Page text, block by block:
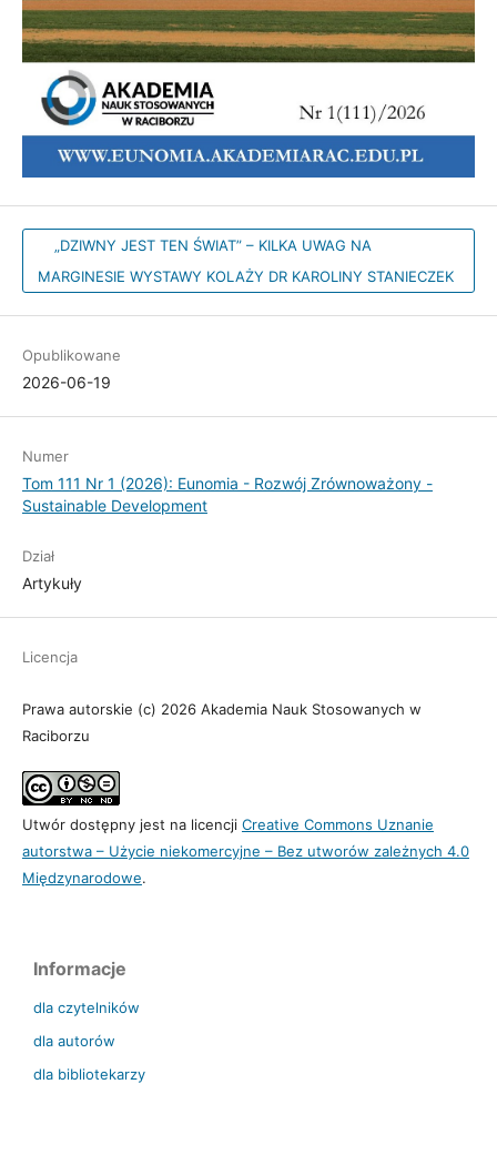
„DZIWNY JEST TEN ŚWIAT” – KILKA UWAG NA
MARGINESIE WYSTAWY KOLAŻY DR KAROLINY STANIECZEK
Opublikowane
2026-06-19
Numer
Tom 111 Nr 1 (2026): Eunomia - Rozwój Zrównoważony -
Sustainable Development
Dział
Artykuły
Licencja
Prawa autorskie (c) 2026 Akademia Nauk Stosowanych w
Raciborzu
Utwór dostępny jest na licencji Creative Commons Uznanie
autorstwa – Użycie niekomercyjne – Bez utworów zależnych 4.0
Międzynarodowe.
Informacje
dla czytelników
dla autorów
dla bibliotekarzy